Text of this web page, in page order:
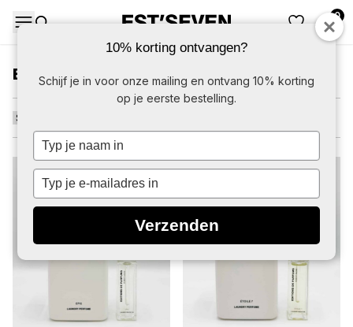
DAMES HEREN
0
EDITIONS DE PARFUMS
10% korting ontvangen?
Schijf je in voor onze mailing en ontvang 10% korting
op je eerste bestelling.
Typ
naam
Typ
e-
in
Verzenden